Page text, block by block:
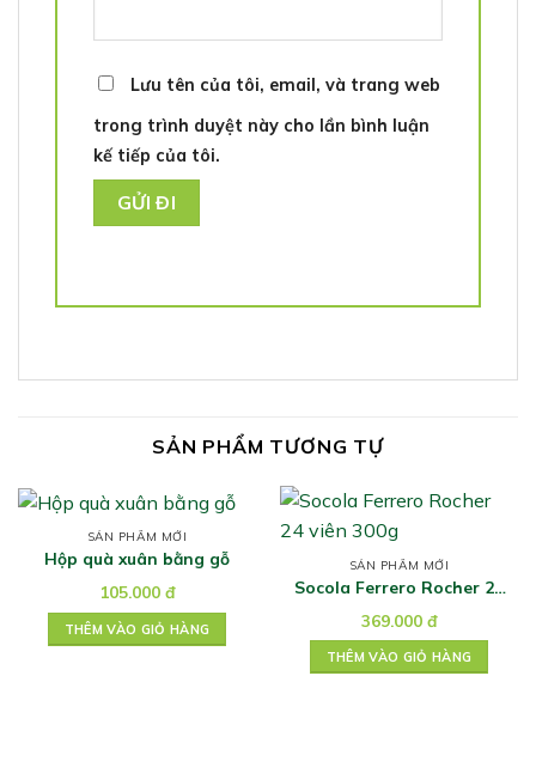
Lưu tên của tôi, email, và trang web
trong trình duyệt này cho lần bình luận
kế tiếp của tôi.
SẢN PHẨM TƯƠNG TỰ
SẢN PHẨM MỚI
Hộp quà xuân bằng gỗ
105.000 đ
THÊM VÀO GIỎ HÀNG
SẢN PHẨM MỚI
Socola Ferrero Rocher 24
369.000 đ
THÊM VÀO GIỎ HÀNG